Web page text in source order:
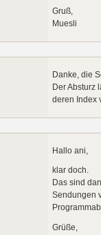
Gruß,
Muesli
Danke, die
Der Absturz
deren Index
Hallo ani,
klar doch.
Das sind
Sendungen
Grüße,